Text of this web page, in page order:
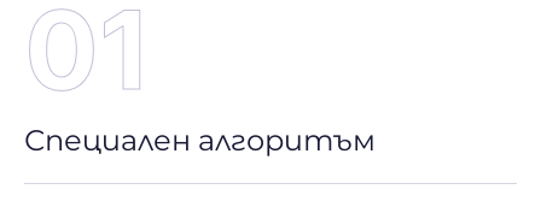
01
Специален алгоритъм